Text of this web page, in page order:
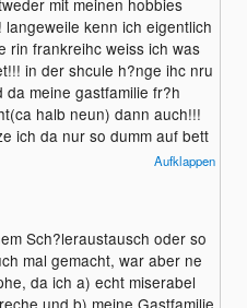
mit meinen hobbies
langeweile kenn ich eigentlich
rin frankreihc weiss ich was
in der shcule h?nge ihc nru
da meine gastfamilie fr?h
halb neun) dann auch!!!
ich da nur so dumm auf bett
die wand an!!!!!!! toll!!!!Aufklappen
Sch?leraustausch oder so
mal gemacht, war aber ne
da ich a) echt miserabel
und b) meine Gastfamilie